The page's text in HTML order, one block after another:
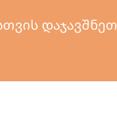
დაჯავშნეთ